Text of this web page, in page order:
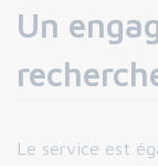
Un
Le service est